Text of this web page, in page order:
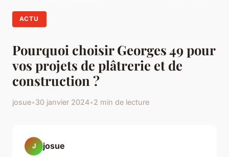
ACTU
Pourquoi choisir Georges 49 pour
vos projets de plâtrerie et de
construction ?
josue•30 janvier 2024•2 min de lecture
J josue